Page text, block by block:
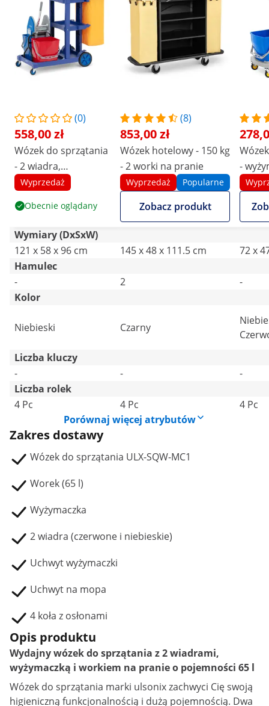
(0)
558,00 zł
Wózek do sprzątania
- 2 wiadra,
wyżymaczka i worek
do 200 kg
Wyprzedaż
Obecnie oglądany
(8)
853,00 zł
Wózek hotelowy - 150 kg
- 2 worki na pranie
Wyprzedaż Popularne
Zobacz produkt
-
Wymiary (DxSxW)
121 x 58 x 96 cm
145 x 48 x 111.5 cm
72 x
Hamulec
-
2
-
Kolor
Niebieski Czarny
Liczba kluczy
-
-
-
Liczba rolek
4 Pc
4 Pc
4 Pc
Porównaj więcej atrybutów
Zakres dostawy
Wózek do sprzątania ULX-SQW-MC1
Worek (65 l)
Wyżymaczka
2 wiadra (czerwone i niebieskie)
Uchwyt wyżymaczki
Uchwyt na mopa
4 koła z osłonami
Opis produktu
Wydajny wózek do sprzątania z 2 wiadrami,
wyżymaczką i workiem na pranie o pojemności 65 l
Wózek do sprzątania marki ulsonix zachwyci Cię swoją
higieniczną funkcjonalnością i dużą pojemnością. Dwa